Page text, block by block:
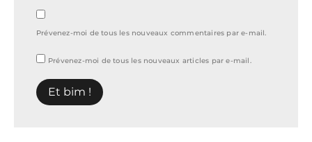
Prévenez-moi de tous les nouveaux commentaires par e-mail.
Prévenez-moi de tous les nouveaux articles par e-mail.